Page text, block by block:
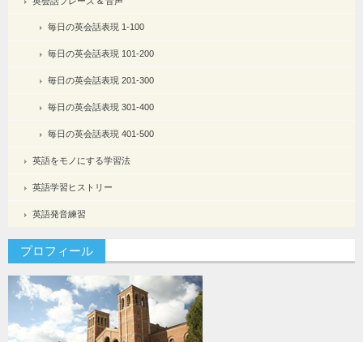
毎日の英会話表現 1-100
毎日の英会話表現 101-200
毎日の英会話表現 201-300
毎日の英会話表現 301-400
毎日の英会話表現 401-500
英語をモノにする学習法
英語学習ヒストリー
英語発音練習
プロフィール